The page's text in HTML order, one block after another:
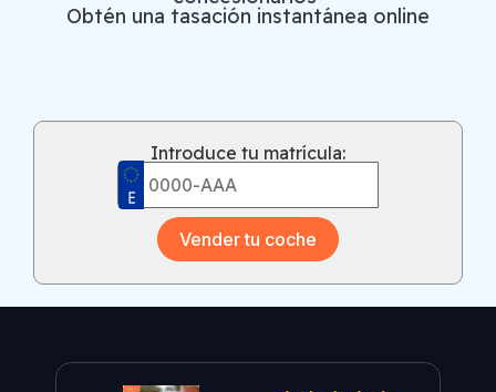
Obtén una tasación instantánea online
Introduce tu matrícula:
Vender tu coche